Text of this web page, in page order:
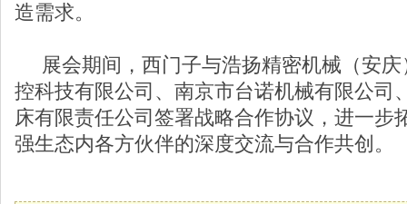
造需求。
展会期间，西门子与浩扬精密机械（安庆
控科技有限公司、南京市台诺机械有限公司
床有限责任公司签署战略合作协议，进一步
强生态内各方伙伴的深度交流与合作共创。